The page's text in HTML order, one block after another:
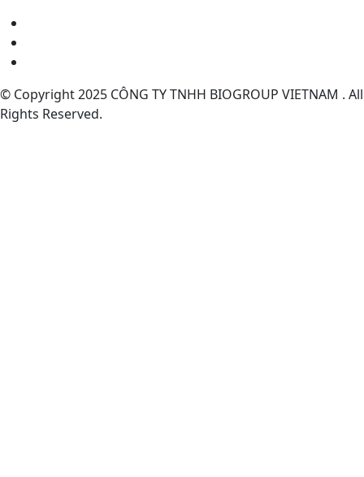
© Copyright 2025 CÔNG TY TNHH BIOGROUP VIETNAM . All
Rights Reserved.